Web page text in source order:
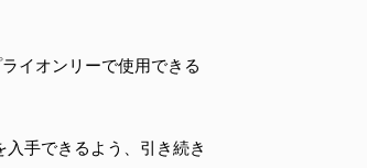
イオンリーで使用できる
手できるよう、引き続き